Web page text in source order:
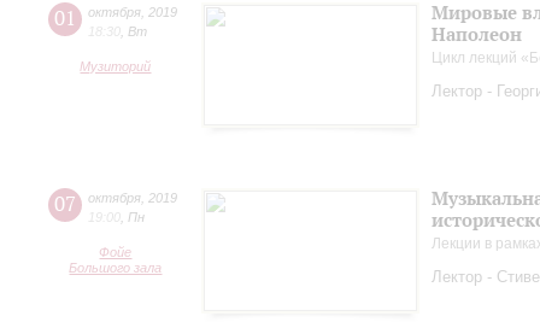
01 октября 2019
18:30 Вт
Музиторий
Мировые
Наполеон
Цикл лекций
Лектор -
07 октября 2019
19:00 Пн
Фойе
Большого зала
Лекции в
Лектор -